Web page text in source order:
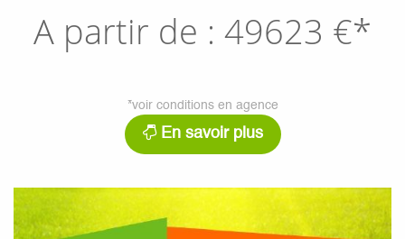
A partir de : 49623 €*
*voir conditions en agence
En savoir plus